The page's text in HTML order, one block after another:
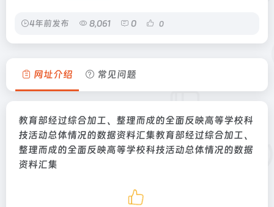
4年前发布 8,061 0 0
网址介绍 常见问题
教育部经过综合加工、整理而成的全面反映高等学校科
技活动总体情况的数据资料汇集教育部经过综合加工、
整理而成的全面反映高等学校科技活动总体情况的数据
资料汇集